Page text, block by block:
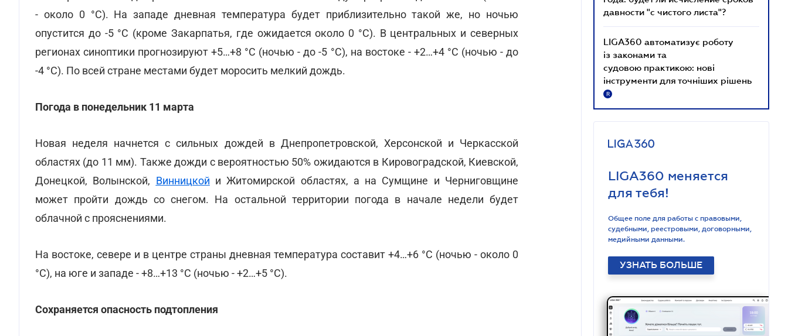
- около 0 °С). На западе дневная температура будет приблизительно такой же, но ночью
опустится до -5 °С (кроме Закарпатья, где ожидается около 0 °С). В центральных и северных
регионах синоптики прогнозируют +5…+8 °С (ночью - до -5 °С), на востоке - +2…+4 °С (ночью - до
-4 °С). По всей стране местами будет моросить мелкий дождь.
Погода в понедельник 11 марта
Новая неделя начнется с сильных дождей в Днепропетровской, Херсонской и Черкасской
областях (до 11 мм). Также дожди с вероятностью 50% ожидаются в Кировоградской, Киевской,
Донецкой, Волынской, Винницкой и Житомирской областях, а на Сумщине и Черниговщине
может пройти дождь со снегом. На остальной территории погода в начале недели будет
облачной с прояснениями.
На востоке, севере и в центре страны дневная температура составит +4…+6 °С (ночью - около 0
°С), на юге и западе - +8…+13 °С (ночью - +2…+5 °С).
Сохраняется опасность подтопления
давности "с чистого листа"?
LIGA360 автоматизує роботу
із законами та
судовою практикою: нові
інструменти для точніших рішень
R
LIGA360 меняется
для тебя!
Общее поле для работы с правовыми,
судебными, реестровыми, договорными,
медийными данными.
УЗНАТЬ БОЛЬШЕ